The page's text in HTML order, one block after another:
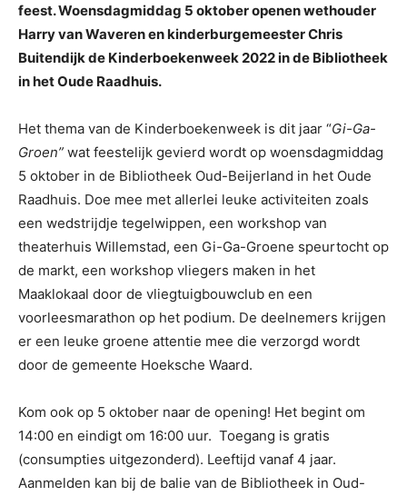
feest. Woensdagmiddag 5 oktober openen wethouder
Harry van Waveren en kinderburgemeester Chris
Buitendijk de Kinderboekenweek 2022 in de Bibliotheek
in het Oude Raadhuis.
Het thema van de Kinderboekenweek is dit jaar “Gi-Ga-
Groen” wat feestelijk gevierd wordt op woensdagmiddag
5 oktober in de Bibliotheek Oud-Beijerland in het Oude
Raadhuis. Doe mee met allerlei leuke activiteiten zoals
een wedstrijdje tegelwippen, een workshop van
theaterhuis Willemstad, een Gi-Ga-Groene speurtocht op
de markt, een workshop vliegers maken in het
Maaklokaal door de vliegtuigbouwclub en een
voorleesmarathon op het podium. De deelnemers krijgen
er een leuke groene attentie mee die verzorgd wordt
door de gemeente Hoeksche Waard.
Kom ook op 5 oktober naar de opening! Het begint om
14:00 en eindigt om 16:00 uur. Toegang is gratis
(consumpties uitgezonderd). Leeftijd vanaf 4 jaar.
Aanmelden kan bij de balie van de Bibliotheek in Oud-